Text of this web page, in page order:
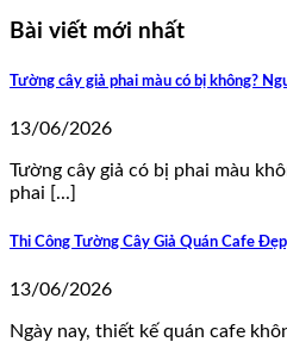
Bài viết mới nhất
Tường cây giả phai màu có bị không?
13/06/2026
Tường cây giả có bị phai màu
phai [...]
Thi Công Tường Cây Giả Quán Cafe
13/06/2026
Ngày nay, thiết kế quán cafe